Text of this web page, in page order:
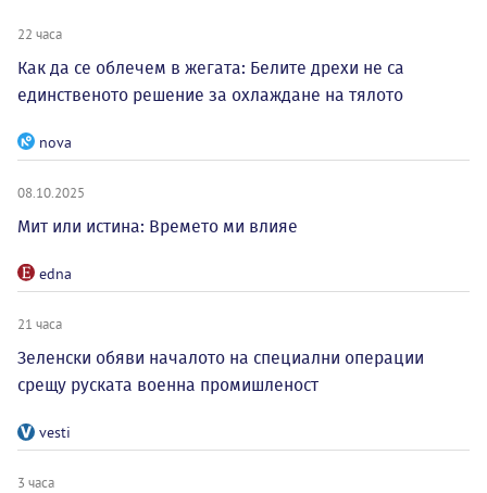
22 часа
Как да се облечем в жегата: Белите дрехи не са
единственото решение за охлаждане на тялото
nova
08.10.2025
Мит или истина: Времето ми влияе
edna
21 часа
Зеленски обяви началото на специални операции
срещу руската военна промишленост
vesti
3 часа